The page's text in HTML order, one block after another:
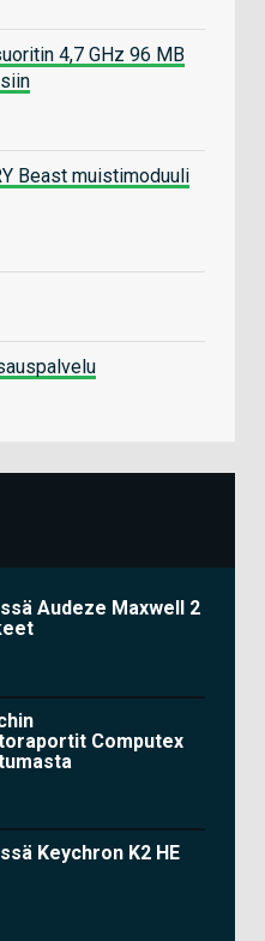
4,7 GHz 96 MB
Beast muistimoduuli
Audeze Maxwell 2
Computex
Keychron K2 HE